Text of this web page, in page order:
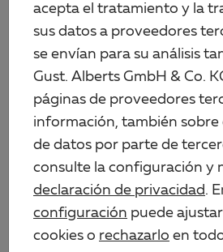
acepta el tratamiento y la
sus datos a proveedores
se envían para su análisis
Gust. Alberts GmbH & Co.
páginas de proveedores
información, también
de datos por parte de
consulte la configuración y
declaración de privacidad.
configuración puede
cookies o rechazarlo en